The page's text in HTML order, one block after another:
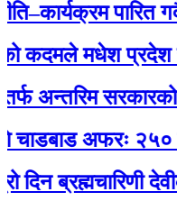
पारित
मधेश प्रदेश
सरकारको ठोस
अफरः २५०
देवीको